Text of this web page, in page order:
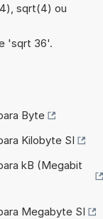
sqrt(4) ou
'sqrt 36'.
Byte
Kilobyte SI
kB (Megabit
Megabyte SI